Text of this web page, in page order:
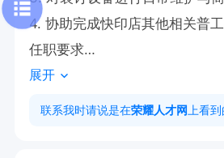
4. 协助完成快印店其他相关普
任职要求
1.踏实稳重、认真负责，细心严
心和执行力，能吃苦耐劳，服从
展开
联系我时请说是在荣耀人才网 上看